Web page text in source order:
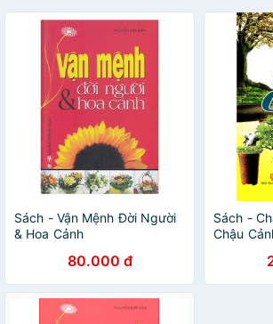
Sách - Vận Mệnh Đời Người
& Hoa Cảnh
80.000 đ
Sách -
Chậu